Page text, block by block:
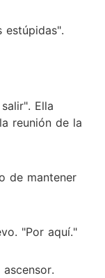
estúpidas".
Ella
reunión de la
de mantener
"Por aquí."